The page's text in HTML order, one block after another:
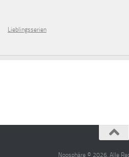
Lieblingsserien
Noosphäre © 2026. Alle